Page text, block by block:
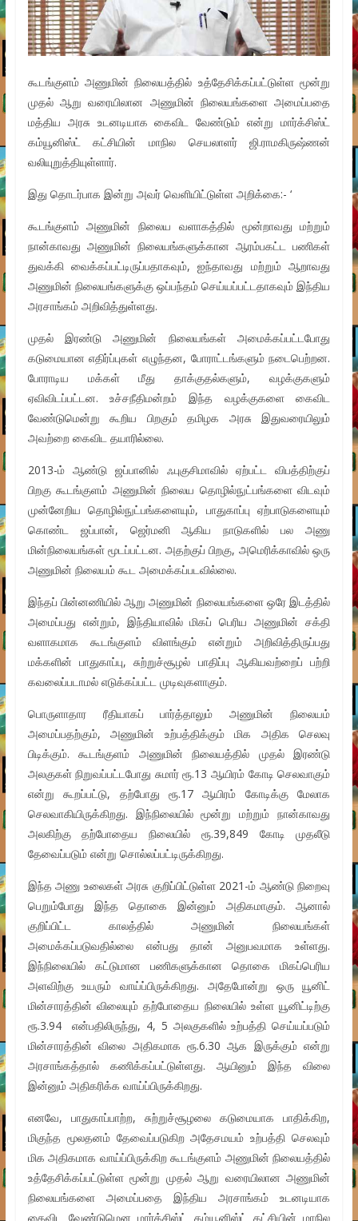
கூடங்குளம் அணுமின் நிலையத்தில் உத்தேசிக்கப்பட்டுள்ள மூன்று
முதல் ஆறு வரையிலான அணுமின் நிலையங்களை அமைப்பதை
மத்திய அரசு உடனடியாக கைவிட வேண்டும் என்று மார்க்சிஸ்ட்
கம்யூனிஸ்ட் கட்சியின் மாநில செயலாளர் ஜி.ராமகிருஷ்ணன்
வலியுறுத்தியுள்ளார்.
இது தொடர்பாக இன்று அவர் வெளியிட்டுள்ள அறிக்கை:- ‘
கூடங்குளம் அணுமின் நிலைய வளாகத்தில் மூன்றாவது மற்றும்
நான்காவது அணுமின் நிலையங்களுக்கான ஆரம்பகட்ட பணிகள்
துவக்கி வைக்கப்பட்டிருப்பதாகவும், ஐந்தாவது மற்றும் ஆறாவது
அணுமின் நிலையங்களுக்கு ஒப்பந்தம் செய்யப்பட்டதாகவும் இந்திய
அரசாங்கம் அறிவித்துள்ளது.
முதல் இரண்டு அணுமின் நிலையங்கள் அமைக்கப்பட்டபோது
கடுமையான எதிர்ப்புகள் எழுந்தன, போராட்டங்களும் நடைபெற்றன.
போராடிய மக்கள் மீது தாக்குதல்களும், வழக்குகளும்
ஏவிவிடப்பட்டன. உச்சநீதிமன்றம் இந்த வழக்குகளை கைவிட
வேண்டுமென்று கூறிய பிறகும் தமிழக அரசு இதுவரையிலும்
அவற்றை கைவிட தயாரில்லை.
2013-ம் ஆண்டு ஜப்பானில் ஃபுகுசிமாவில் ஏற்பட்ட விபத்திற்குப்
பிறகு கூடங்குளம் அணுமின் நிலைய தொழில்நுட்பங்களை விடவும்
முன்னேறிய தொழில்நுட்பங்களையும், பாதுகாப்பு ஏற்பாடுகளையும்
கொண்ட ஜப்பான், ஜெர்மனி ஆகிய நாடுகளில் பல அணு
மின்நிலையங்கள் மூடப்பட்டன. அதற்குப் பிறகு, அமெரிக்காவில் ஒரு
அணுமின் நிலையம் கூட அமைக்கப்படவில்லை.
இந்தப் பின்னணியில் ஆறு அணுமின் நிலையங்களை ஒரே இடத்தில்
அமைப்பது என்றும், இந்தியாவில் மிகப் பெரிய அணுமின் சக்தி
வளாகமாக கூடங்குளம் விளங்கும் என்றும் அறிவித்திருப்பது
மக்களின் பாதுகாப்பு, சுற்றுச்சூழல் பாதிப்பு ஆகியவற்றைப் பற்றி
கவலைப்படாமல் எடுக்கப்பட்ட முடிவுகளாகும்.
பொருளாதார ரீதியாகப் பார்த்தாலும் அணுமின் நிலையம்
அமைப்பதற்கும், அணுமின் உற்பத்திக்கும் மிக அதிக செலவு
பிடிக்கும். கூடங்குளம் அணுமின் நிலையத்தில் முதல் இரண்டு
அலகுகள் நிறுவப்பட்டபோது சுமார் ரூ.13 ஆயிரம் கோடி செலவாகும்
என்று கூறப்பட்டு, தற்போது ரூ.17 ஆயிரம் கோடிக்கு மேலாக
செலவாகியிருக்கிறது. இந்நிலையில் மூன்று மற்றும் நான்காவது
அலகிற்கு தற்போதைய நிலையில் ரூ.39,849 கோடி முதலீடு
தேவைப்படும் என்று சொல்லப்பட்டிருக்கிறது.
இந்த அணு உலைகள் அரசு குறிப்பிட்டுள்ள 2021-ம் ஆண்டு நிறைவு
பெறும்போது இந்த தொகை இன்னும் அதிகமாகும். ஆனால்
குறிப்பிட்ட காலத்தில் அணுமின் நிலையங்கள்
அமைக்கப்படுவதில்லை என்பது தான் அனுபவமாக உள்ளது.
இந்நிலையில் கட்டுமான பணிகளுக்கான தொகை மிகப்பெரிய
அளவிற்கு உயரும் வாய்ப்பிருக்கிறது. அதேபோன்று ஒரு யூனிட்
மின்சாரத்தின் விலையும் தற்போதைய நிலையில் உள்ள யூனிட்டிற்கு
ரூ.3.94 என்பதிலிருந்து, 4, 5 அலகுகளில் உற்பத்தி செய்யப்படும்
மின்சாரத்தின் விலை அதிகமாக ரூ.6.30 ஆக இருக்கும் என்று
அரசாங்கத்தால் கணிக்கப்பட்டுள்ளது. ஆயினும் இந்த விலை
இன்னும் அதிகரிக்க வாய்ப்பிருக்கிறது.
எனவே, பாதுகாப்பாற்ற, சுற்றுச்சூழலை கடுமையாக பாதிக்கிற,
மிகுந்த மூலதனம் தேவைப்படுகிற அதேசமயம் உற்பத்தி செலவும்
மிக அதிகமாக வாய்ப்பிருக்கிற கூடங்குளம் அணுமின் நிலையத்தில்
உத்தேசிக்கப்பட்டுள்ள மூன்று முதல் ஆறு வரையிலான அணுமின்
நிலையங்களை அமைப்பதை இந்திய அரசாங்கம் உடனடியாக
கைவிட வேண்டுமென மார்க்சிஸ்ட் கம்யூனிஸ்ட் கட்சியின் மாநில